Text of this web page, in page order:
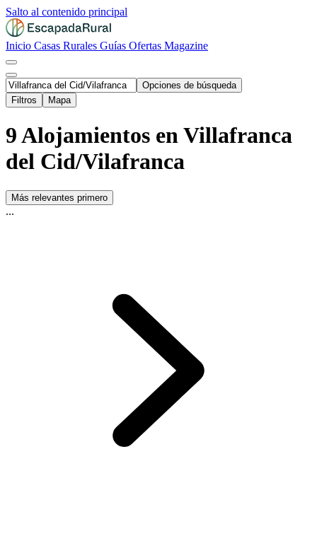
Salto al contenido principal
Inicio Casas Rurales Guías Ofertas Magazine
Opciones de búsqueda
Filtros
Mapa
9 Alojamientos en Villafranca
del Cid/Vilafranca
Más relevantes primero
...